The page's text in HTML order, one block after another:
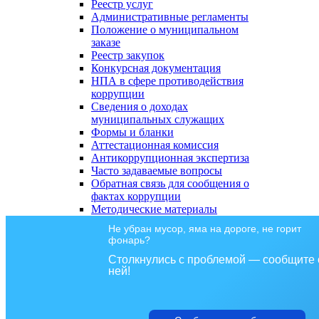
Реестр услуг
Административные регламенты
Положение о муниципальном
заказе
Реестр закупок
Конкурсная документация
НПА в сфере противодействия
коррупции
Сведения о доходах
муниципальных служащих
Формы и бланки
Аттестационная комиссия
Антикоррупционная экспертиза
Часто задаваемые вопросы
Обратная связь для сообщения о
фактах коррупции
Методические материалы
Не убран мусор, яма на дороге, не горит
фонарь?
Столкнулись с проблемой — сообщите
ней!